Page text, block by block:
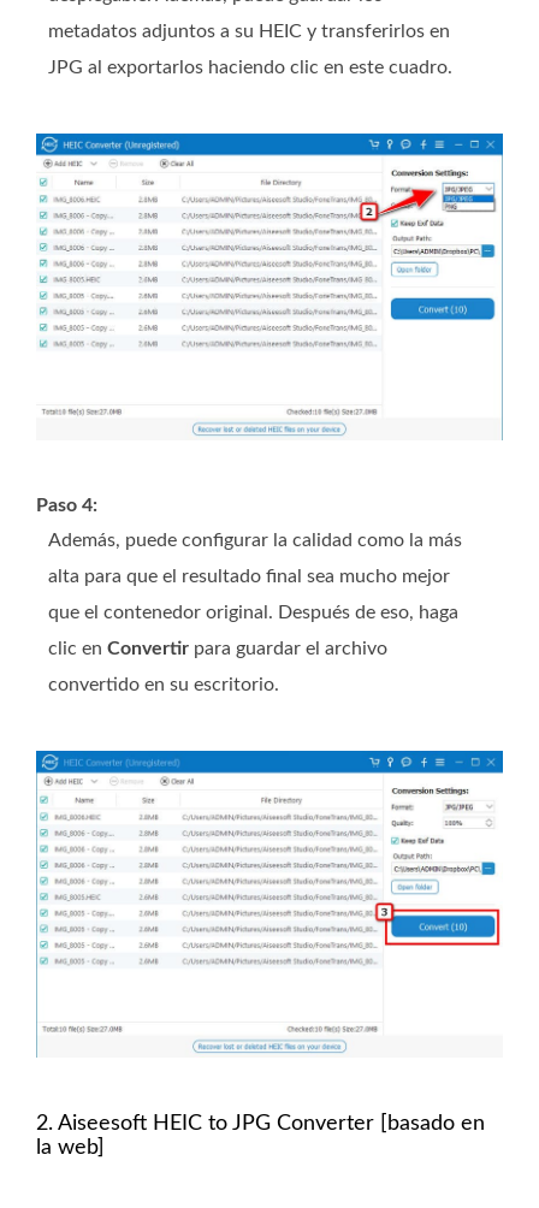
metadatos adjuntos a su HEIC y transferirlos en
JPG al exportarlos haciendo clic en este cuadro.
Paso 4:
Además, puede configurar la calidad como la más
alta para que el resultado final sea mucho mejor
que el contenedor original. Después de eso, haga
clic en Convertir para guardar el archivo
convertido en su escritorio.
2. Aiseesoft HEIC to JPG Converter [basado en
la web]